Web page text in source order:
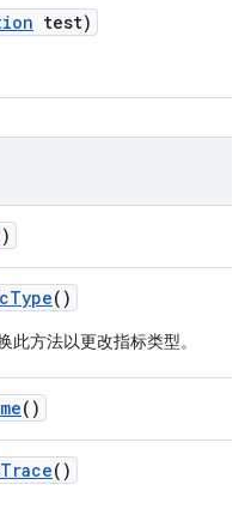
test)
Type()
此方法以更改指标类型。
()
Trace()